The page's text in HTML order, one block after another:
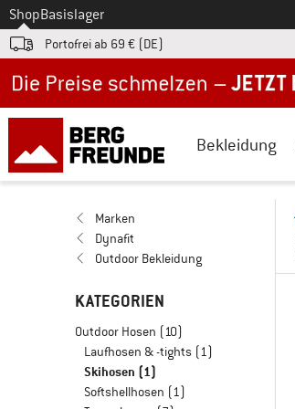
Zum
ShopBasislager
Portofrei ab 69 € (DE)
Bekleidung
Marken
Dynafit
Outdoor Bekleidung
KATEGORIEN
Outdoor Hosen (10)
Laufhosen & -tights (1)
Skihosen (1)
Softshellhosen (1)